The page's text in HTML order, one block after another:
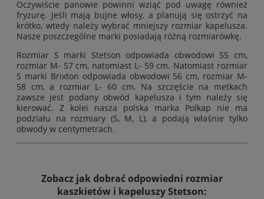
Oczywiście panowie powinni wziąć pod uwagę również
fryzurę. Jeśli mają bujne włosy, a planują się ostrzyć na
krótko, wtedy należy wybrać mniejszy rozmiar kapelusza.
Nasze poszczególne marki posiadają różną rozmiarówkę.
Rozmiar S marki Stetson odpowiada obwodowi 55 cm,
rozmiar M- 57 cm, natomiast L- 59 cm. Natomiast rozmiar
S marki Brixton odpowiada obwodowi 56 cm, rozmiar M-
58 cm, a rozmiar L- 60 cm. Na szczęście na metkach
zawsze jest podany obwód kapelusza i tym należy się
kierować. Z kolei nasza polska marka Polkap nie ma
podziału na rozmiary (S, M, L), a podają właśnie tylko
obwody w centymetrach.
Zobacz jak dobrać odpowiedni rozmiar
kaszkietów i kapeluszy Stetson: